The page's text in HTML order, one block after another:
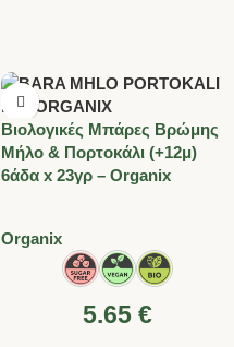
Βιολογικές Μπάρες Βρώμης
Μήλο & Πορτοκάλι (+12μ)
6άδα x 23γρ – Organix
Organix
5.65 €